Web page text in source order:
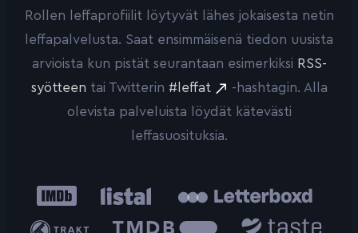
Rollen leffaprofiilit löytyvät lähes jokaisesta netin
leffapalvelusta. Saat ensimmäisenä tiedon uusista
arvioista kun pistät seurantaan esimerkiksi RSS-
syötteen tai Twitterin #leffat
-hashtagin. Alla
olevista palveluista löydät kätevästi
leffasuosituksia.
IMDb Listal